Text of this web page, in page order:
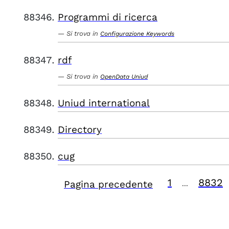
Programmi di ricerca
Si trova in Configurazione Keywords
rdf
Si trova in OpenData Uniud
Uniud international
Directory
cug
Pagina precedente 1 8832